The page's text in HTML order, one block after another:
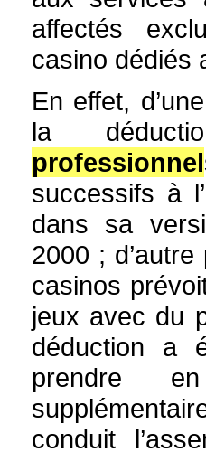
affectés
casino dédiés
En effet,
la
professionnel
successifs à
dans sa
2000 ;
casinos
jeux avec du
déduction a
prendre
conduit